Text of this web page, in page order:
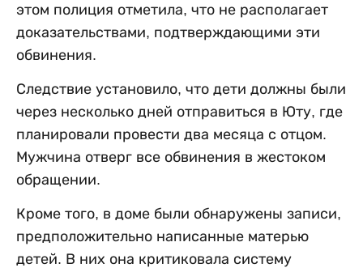
этом полиция отметила, что не располагает
доказательствами, подтверждающими эти
обвинения.
Следствие установило, что дети должны были
через несколько дней отправиться в Юту, где
планировали провести два месяца с отцом.
Мужчина отверг все обвинения в жестоком
обращении.
Кроме того, в доме были обнаружены записи,
предположительно написанные матерью
детей. В них она критиковала систему